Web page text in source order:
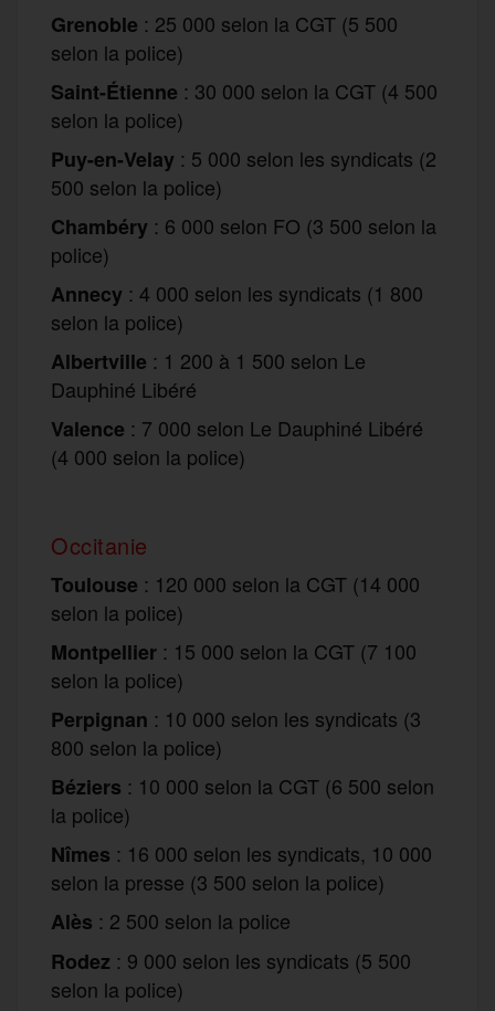
Grenoble : 25 000 selon la CGT (5 500
selon la police)
Saint-Étienne : 30 000 selon la CGT (4 500
selon la police)
Puy-en-Velay : 5 000 selon les syndicats (2
500 selon la police)
Chambéry : 6 000 selon FO (3 500 selon la
police)
Annecy : 4 000 selon les syndicats (1 800
selon la police)
Albertville : 1 200 à 1 500 selon Le
Dauphiné Libéré
Valence : 7 000 selon Le Dauphiné Libéré
(4 000 selon la police)
Occitanie
Toulouse : 120 000 selon la CGT (14 000
selon la police)
Montpellier : 15 000 selon la CGT (7 100
selon la police)
Perpignan : 10 000 selon les syndicats (3
800 selon la police)
Béziers : 10 000 selon la CGT (6 500 selon
la police)
Nîmes : 16 000 selon les syndicats, 10 000
selon la presse (3 500 selon la police)
Alès : 2 500 selon la police
Rodez : 9 000 selon les syndicats (5 500
selon la police)